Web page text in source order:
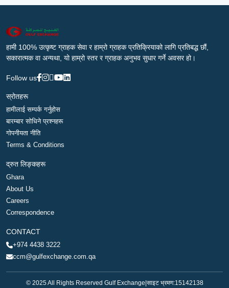
हामी 100% उत्कृष्ट ग्राहक सेवा र हाम्रो ग्राहक प्रतिक्रियाको लागि प्रतिबद्ध छौं,
सकारात्मक वा अन्यथा, यो हाम्रो स्तर र ग्राहक अनुभव सुधार गर्ने अवसर हो।
Follow us
स्रोतहरू
हामीलाई सम्पर्क गर्नुहोस
बारम्बार सोधिने प्रश्नहरू
गोपनीयता नीति
Terms & Conditions
द्रुत लिङ्कहरू
Ghara
About Us
Careers
Correspondence
CONTACT
+974 4438 3222
ccm@gulfexchange.com.qa
© 2025 All Rights Reserved Gulf Exchange साइट भ्रमण:15142138